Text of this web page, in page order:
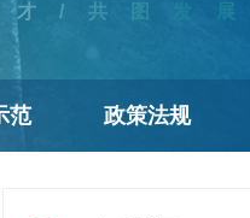
才/共图发展
范 政策法规